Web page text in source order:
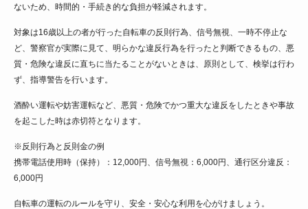
ないため、時間的・手続き的な負担が軽減されます。
対象は16歳以上の者が行った自転車の反則行為、信号無視、一時不停止な
ど、警察官が実際に見て、明らかな違反行為を行ったと判断できるもの、悪
質・危険な違反に直ちに当たることがないときは、原則として、検挙は行わ
ず、指導警告を行います。
酒酔い運転や妨害運転など、悪質・危険でかつ重大な違反をしたときや事故
を起こした時は赤切符となります。
※反則行為と反則金の例
携帯電話使用時（保持）：12,000円、信号無視：6,000円、通行区分違反：
6,000円
自転車の運転のルールを守り、安全・安心な利用を心がけましょう。